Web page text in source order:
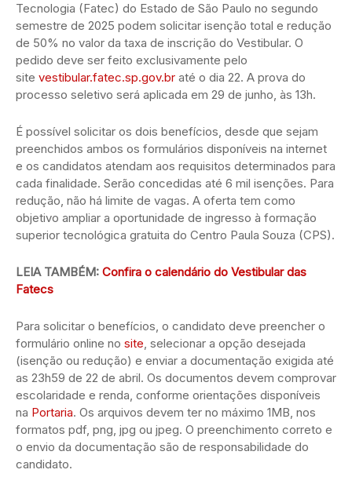
Tecnologia (Fatec) do Estado de São Paulo no segundo
semestre de 2025 podem solicitar isenção total e redução
de 50% no valor da taxa de inscrição do Vestibular. O
pedido deve ser feito exclusivamente pelo
site vestibular.fatec.sp.gov.br até o dia 22. A prova do
processo seletivo será aplicada em 29 de junho, às 13h.
É possível solicitar os dois benefícios, desde que sejam
preenchidos ambos os formulários disponíveis na internet
e os candidatos atendam aos requisitos determinados para
cada finalidade. Serão concedidas até 6 mil isenções. Para
redução, não há limite de vagas. A oferta tem como
objetivo ampliar a oportunidade de ingresso à formação
superior tecnológica gratuita do Centro Paula Souza (CPS).
LEIA TAMBÉM: Confira o calendário do Vestibular das
Fatecs
Para solicitar o benefícios, o candidato deve preencher o
formulário online no site, selecionar a opção desejada
(isenção ou redução) e enviar a documentação exigida até
as 23h59 de 22 de abril. Os documentos devem comprovar
escolaridade e renda, conforme orientações disponíveis
na Portaria. Os arquivos devem ter no máximo 1MB, nos
formatos pdf, png, jpg ou jpeg. O preenchimento correto e
o envio da documentação são de responsabilidade do
candidato.